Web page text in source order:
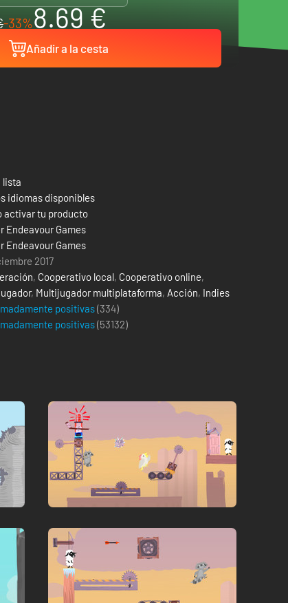
-33%8.69 €
Añadir a la cesta
lista
idiomas disponibles
activar tu producto
Endeavour Games
Endeavour Games
2017
, Cooperativo local, Cooperativo online,
, Multijugador multiplataforma, Acción, Indies
positivas(334)
positivas(53132)